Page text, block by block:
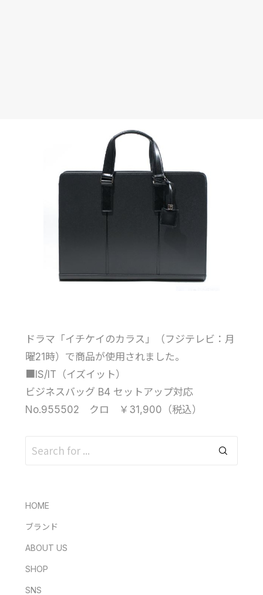
ドラマ「イチケイのカラス」（フジテレビ：月
曜21時）で商品が使用されました。
■IS/IT（イズイット）
ビジネスバッグ B4 セットアップ対応
No.955502 クロ ￥31,900（税込）
HOME
ブランド
ABOUT US
SHOP
SNS